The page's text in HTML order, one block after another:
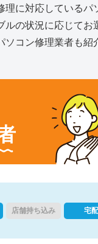
に対応している
の状況に応じてお
コン修理業者も紹
店舗持ち込み 宅配